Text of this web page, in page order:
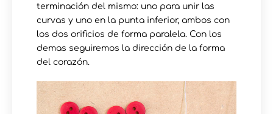
terminación del mismo: uno para unir las
curvas y uno en la punta inferior, ambos con
los dos orificios de forma paralela. Con los
demas seguiremos la dirección de la forma
del corazón.